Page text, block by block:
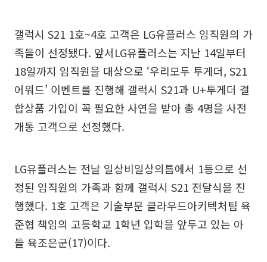
갤럭시 S21 1호~4호 고객은 LG유플러스 임직원의 가
족들이 선정됐다. 앞서LG유플러스는 지난 14일부터
18일까지 임직원을 대상으로 ‘우리모두 투게더, S21
어워드’ 이벤트를 진행해 갤럭시 S21과 U+투게더 결
합상품 가입이 꼭 필요한 사연을 받아 총 4명을 사전
개통 고객으로 선정했다.
LG유플러스는 전날 일상비일상의틈에서 1등으로 선
정된 임직원의 가족과 함께 갤럭시 S21 전달식을 진
행했다. 1호 고객은 기술부문 클라우드아키텍처팀 육
준협 책임의 고등학교 1학년 입학을 앞두고 있는 아
들 육조은군(17)이다.